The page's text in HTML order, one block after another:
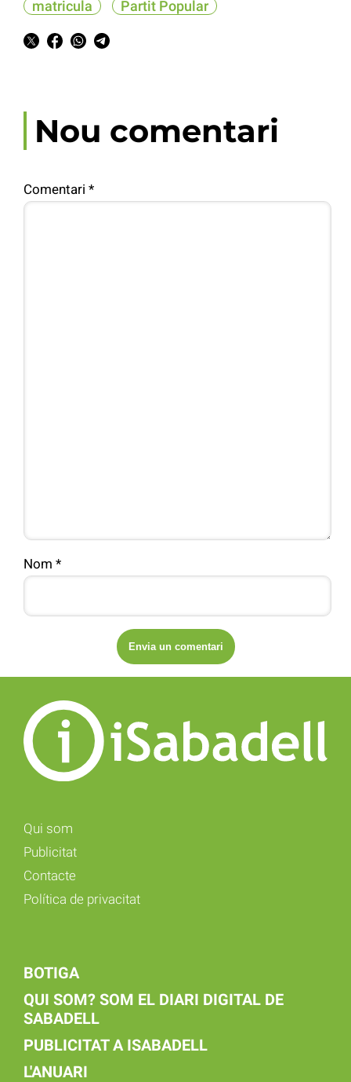
matricula Partit Popular
Nou comentari
Comentari *
Nom *
Qui som
Publicitat
Contacte
Política de privacitat
BOTIGA
QUI SOM? SOM EL DIARI DIGITAL DE
SABADELL
PUBLICITAT A ISABADELL
L'ANUARI